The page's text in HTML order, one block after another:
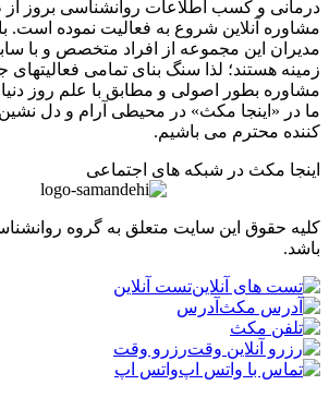
و کسب اطلاعات روانشناسی بروز از طریق
آنلاین شروع به فعالیت نموده است. با توجه
این مجموعه از افراد متخصص و با سابقه
هستند؛ لذا سنگ بنای تمامی فعالیتهای
بطور اصولی و مطابق با علم روز دنیا بنا
«اینجا مکث» در محیطی آرام و دل نشین
محترم می باشیم.
مکث در شبکه های اجتماعی
حقوق این سایت متعلق به گروه روانشناسی
تست آنلاین
آدرس
رزرو وقت
واتس اپ